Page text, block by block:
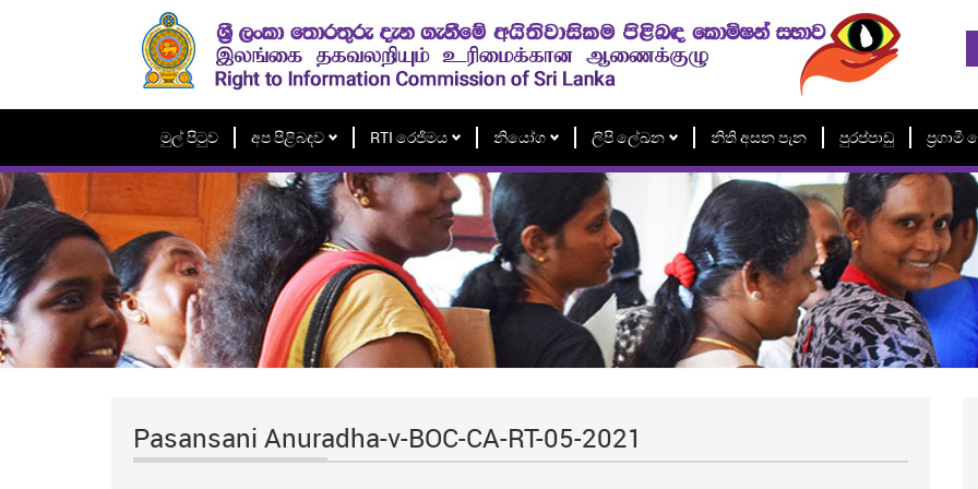
මුල් පිටුව අප පිළිබඳව RTI රෙජිමය නියෝග ලිපි ලේඛන නිති අසන පැන පුරප්පාඩු ප්‍රගාමී
Pasansani Anuradha-v-BOC-CA-RT-05-2021